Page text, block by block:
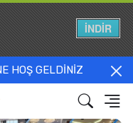
HOŞ GELDİNİZ
İNDİR